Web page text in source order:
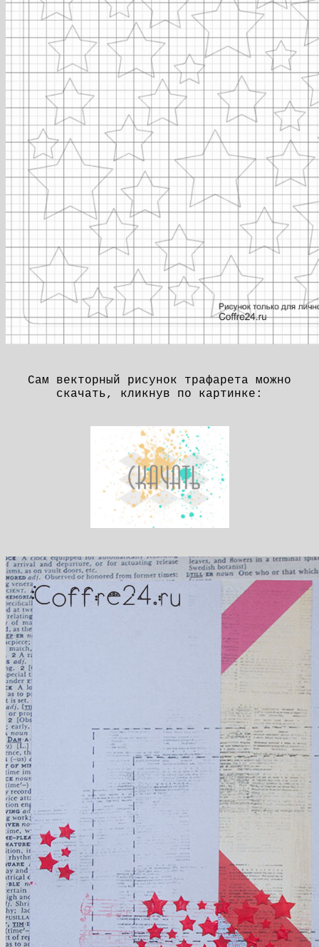
Сам векторный рисунок трафарета можно
скачать, кликнув по картинке: